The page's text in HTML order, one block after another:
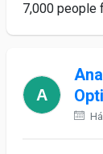
7,000 people